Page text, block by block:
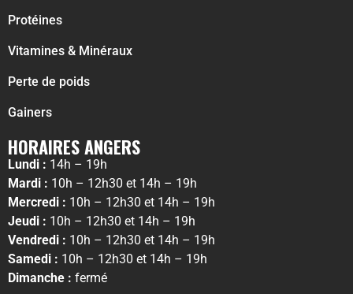
Protéines
Vitamines & Minéraux
Perte de poids
Gainers
HORAIRES ANGERS
Lundi : 14h – 19h
Mardi : 10h – 12h30 et 14h – 19h
Mercredi : 10h – 12h30 et 14h – 19h
Jeudi : 10h – 12h30 et 14h – 19h
Vendredi : 10h – 12h30 et 14h – 19h
Samedi : 10h – 12h30 et 14h – 19h
Dimanche : fermé